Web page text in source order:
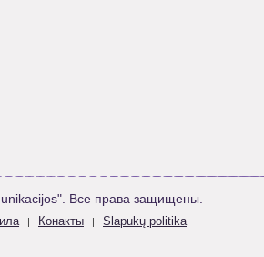
Все права защищены.
| Конакты | Slapukų politika